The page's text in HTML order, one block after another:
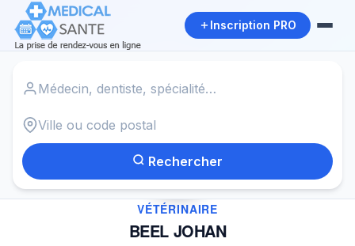
Inscription PRO
Rechercher
✓
VÉTÉRINAIRE
BEEL JOHAN